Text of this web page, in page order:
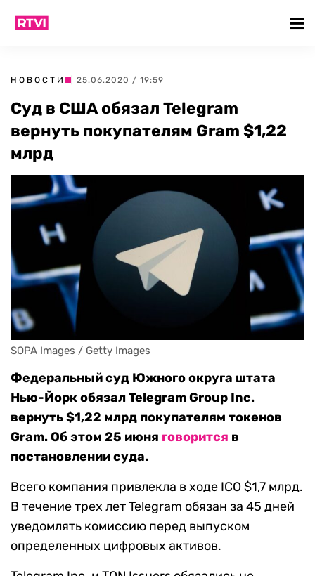
НОВОСТИ | 25.06.2020 / 19:59
Суд в США обязал Telegram
вернуть покупателям Gram $1,22
млрд
SOPA Images / Getty Images
Федеральный суд Южного округа штата
Нью-Йорк обязал Telegram Group Inc.
вернуть $1,22 млрд покупателям токенов
Gram. Об этом 25 июня говорится в
постановлении суда.
Всего компания привлекла в ходе ICO $1,7 млрд.
В течение трех лет Telegram обязан за 45 дней
уведомлять комиссию перед выпуском
определенных цифровых активов.